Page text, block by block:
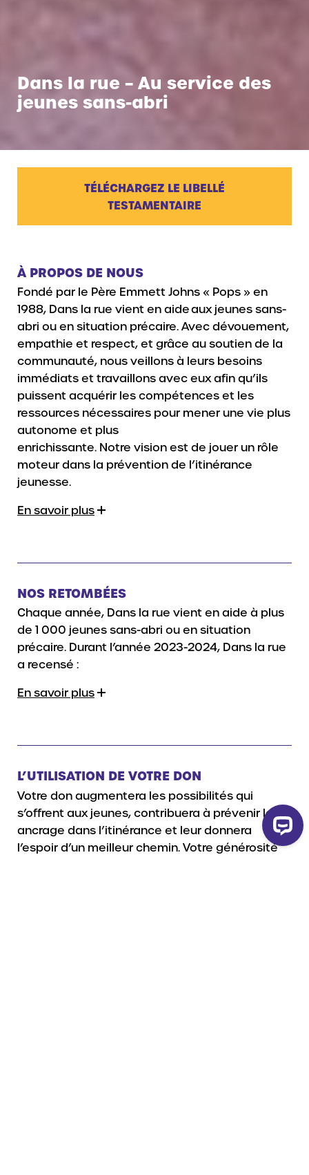
Dans la rue – Au service des
jeunes sans-abri
TÉLÉCHARGEZ LE LIBELLÉ
TESTAMENTAIRE
À PROPOS DE NOUS
Fondé par le Père Emmett Johns « Pops » en
1988, Dans la rue vient en aide aux jeunes sans-
abri ou en situation précaire. Avec dévouement,
empathie et respect, et grâce au soutien de la
communauté, nous veillons à leurs besoins
immédiats et travaillons avec eux afin qu’ils
puissent acquérir les compétences et les
ressources nécessaires pour mener une vie plus
autonome et plus
enrichissante. Notre vision est de jouer un rôle
moteur dans la prévention de l’itinérance
jeunesse.
En savoir plus
NOS RETOMBÉES
Chaque année, Dans la rue vient en aide à plus
de 1 000 jeunes sans-abri ou en situation
précaire. Durant l’année 2023-2024, Dans la rue
a recensé :
En savoir plus
L’UTILISATION DE VOTRE DON
Votre don augmentera les possibilités qui
s’offrent aux jeunes, contribuera à prévenir leur
ancrage dans l’itinérance et leur donnera
l’espoir d’un meilleur chemin. Votre générosité